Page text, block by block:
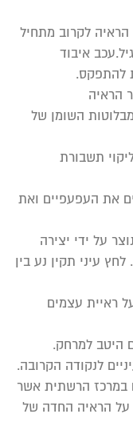
הראיה לקרוב מתחיל
הגיל.עכב איבוד
להתפקס.
הראיה
השומן של
תשבורת
את העפעפיים ואת
על ידי יצירה
לחץ עיני תקין נע בין
ראיית עצמים
היטב למרחק.
לנקודה הקרובה.
במרכז הרשתית אשר
על הראיה החדה של